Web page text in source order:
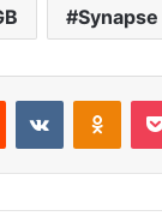
Synapse
Reddit VKontakte